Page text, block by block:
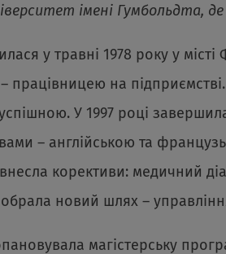
імені Гумбольдта,
у травні 1978 року у
працівницею на
У 1997 році
– англійською та
корективи: медичний
новий шлях –
магістерську